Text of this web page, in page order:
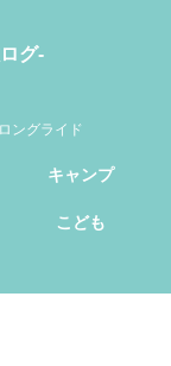
グ-
ングライド
キャンプ
こども